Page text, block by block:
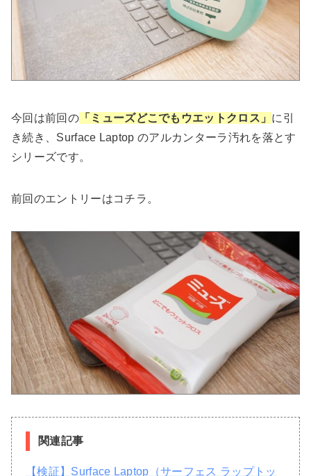
今回は前回の「ミューズどこでもウエットクロス」 に引
き続き、Surface Laptop のアルカンターラ汚れを落とす
シリーズです。
前回のエントリーはコチラ。
関連記事
【検証】Surface Laptop（サーフェス ラップトッ